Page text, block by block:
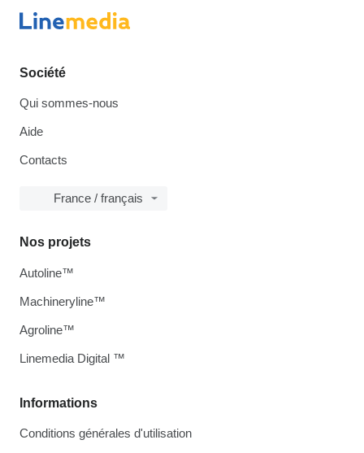
Société
Qui sommes-nous
Aide
Contacts
France / français
Informations
Conditions générales d'utilisation
Nos projets
Autoline™
Machineryline™
Agroline™
Linemedia Digital ™